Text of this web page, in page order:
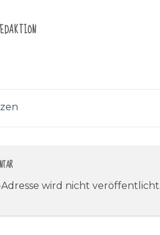
Adresse wird nicht veröffentlicht.